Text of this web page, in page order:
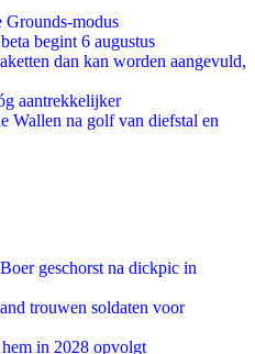
modus
begint 6 augustus
dan kan worden aangevuld,
aantrekkelijker
Wallen na golf van diefstal en
geschorst na dickpic in
trouwen soldaten voor
in 2028 opvolgt